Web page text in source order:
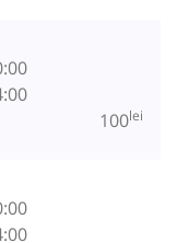
100lei